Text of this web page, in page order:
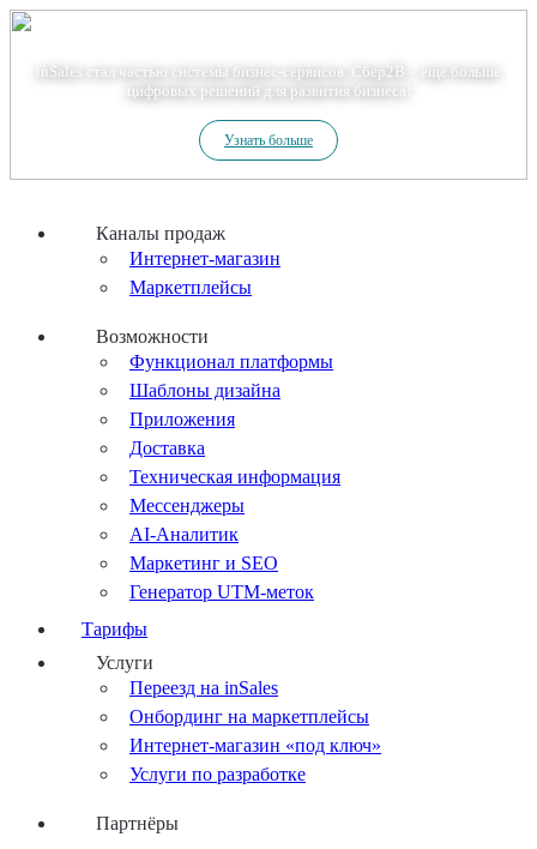
inSales стал частью системы бизнес-сервисов. Сбер2В – еще больше
цифровых решений для развития бизнеса!
Узнать больше
Каналы продаж
Интернет-магазин
Маркетплейсы
Возможности
Функционал платформы
Шаблоны дизайна
Приложения
Доставка
Техническая информация
Мессенджеры
AI-Аналитик
Маркетинг и SEO
Генератор UTM-меток
Тарифы
Услуги
Переезд на inSales
Онбординг на маркетплейсы
Интернет-магазин «под ключ»
Услуги по разработке
Партнёры